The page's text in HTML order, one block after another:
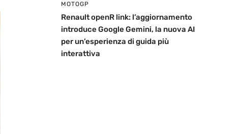
MOTOGP
Renault openR link: l’aggiornamento
introduce Google Gemini, la nuova AI
per un’esperienza di guida più
interattiva